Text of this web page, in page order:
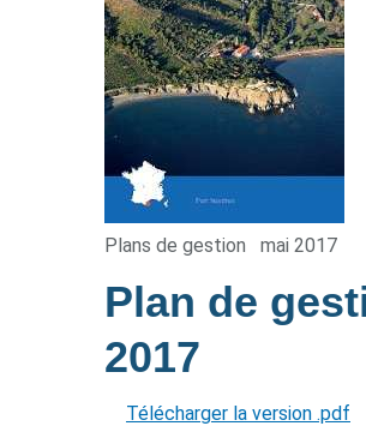
Plans de gestion mai 2017
Plan de
2017
Télécharger la version .pdf